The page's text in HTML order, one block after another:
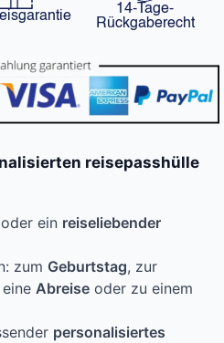
14-Tage-
Rückgaberecht
reisepasshülle
oder ein reiseliebender
zum Geburtstag, zur
Abreise oder zu einem
personalisiertes